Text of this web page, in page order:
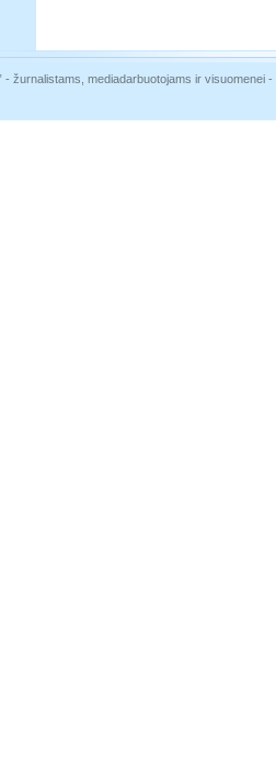
- žurnalistams, mediadarbuotojams ir visuomenei